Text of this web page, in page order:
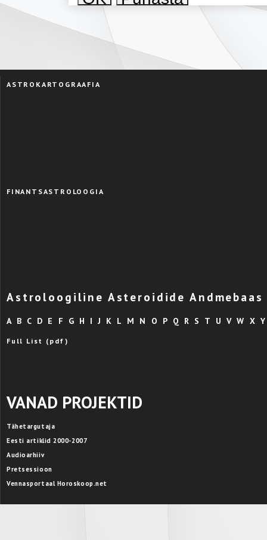
ASTROKARTOGRAAFIA
FINANTSASTROLOOGIA
Astroloogiline Asteroidide Andmebaas
A B C D E F G H I J K L M N O P Q R S T U V W X Y
Full List (pdf)
VANAD PROJEKTID
Tähetargutaja
Eesti artiklid 2000-2007
Audioarhiiv
Pretsessioon
Vennasportaal Horoskoop.net